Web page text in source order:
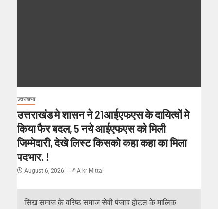
उत्तराखण्ड
उत्तराखंड मे शासन ने 21आईएफएस के दायित्वों मे
किया फैर बदल, 5 नये आईएफएस को मिली
जिम्मेदारी, देखे लिस्ट किसको कहा कहा का मिला
पदभार. !
August 6, 2026 A kr Mittal
सिख समाज के वरिष्ठ समाज सेवी पंजाब होटल के मालिक